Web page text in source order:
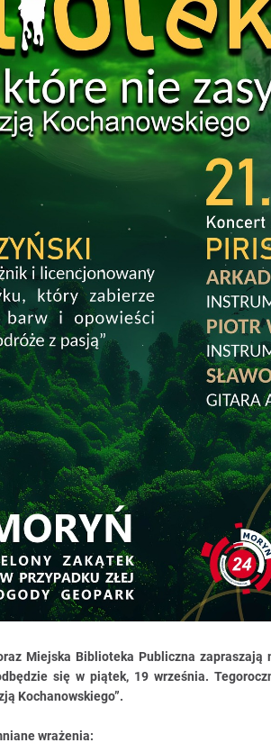
Miejska Biblioteka Publiczna zapraszają
się w piątek, 19 września.
Kochanowskiego”.
wrażenia: